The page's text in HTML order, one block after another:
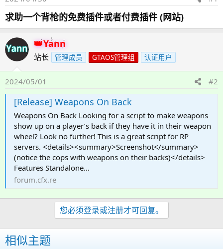
求助一个背枪的免费插件或者付费插件 (网站)
Yann
站长 管理成员 GTAOS管理组 认证用户
2024/05/01 #2
[Release] Weapons On Back
Weapons On Back Looking for a script to make weapons
show up on a player’s back if they have it in their weapon
wheel? Look no further! This is a great script for RP
servers. <details><summary>Screenshot</summary>
(notice the cops with weapons on their backs)</details>
Features Standalone...
forum.cfx.re
您必须登录或注册才可回复。
相似主题